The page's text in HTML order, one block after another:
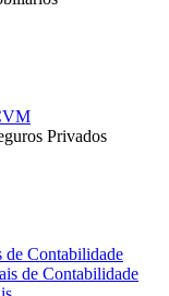
Privados
Contabilidade
de Contabilidade